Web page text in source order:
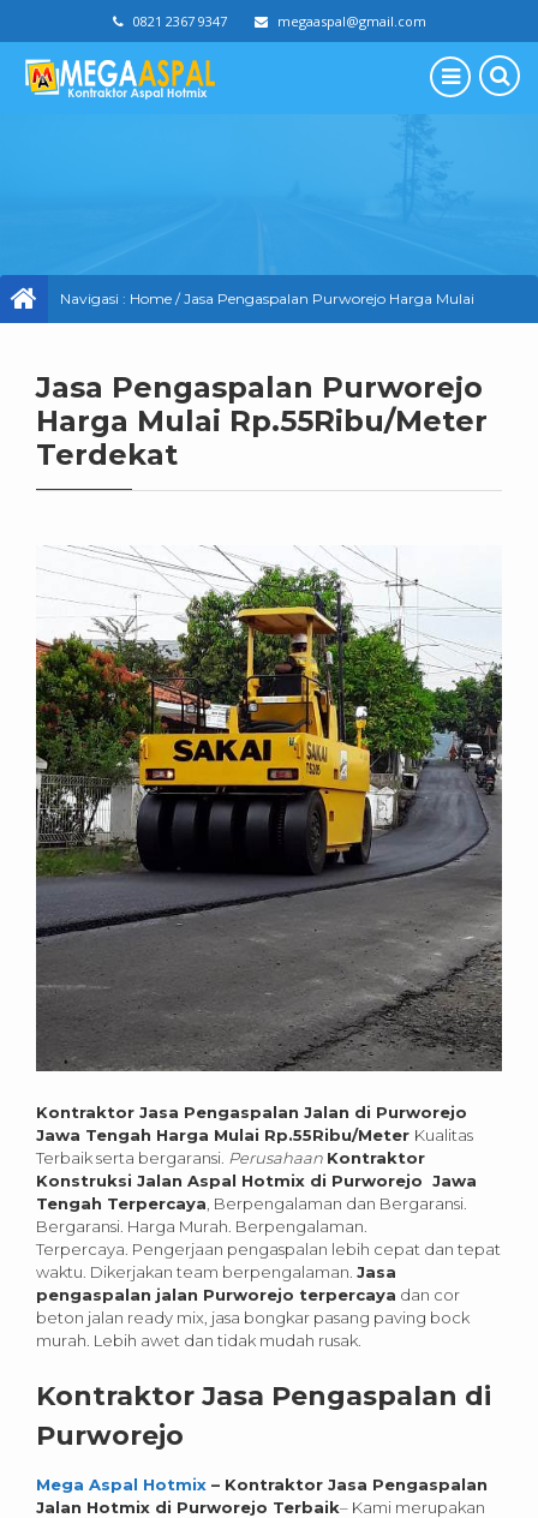
0821 2367 9347 megaaspal@gmail.com
Navigasi : Home /Jasa Pengaspalan Purworejo Harga Mulai
Jasa Pengaspalan Purworejo
Harga Mulai Rp.55Ribu/Meter
Terdekat
Kontraktor Jasa Pengaspalan Jalan di Purworejo
Jawa Tengah Harga Mulai Rp.55Ribu/Meter Kualitas
Terbaik serta bergaransi. Perusahaan Kontraktor
Konstruksi Jalan Aspal Hotmix di Purworejo Jawa
Tengah Terpercaya , Berpengalaman dan Bergaransi.
Bergaransi. Harga Murah. Berpengalaman.
Terpercaya. Pengerjaan pengaspalan lebih cepat dan tepat
waktu. Dikerjakan team berpengalaman. Jasa
pengaspalan jalan Purworejo terpercaya dan cor
beton jalan ready mix, jasa bongkar pasang paving bock
murah. Lebih awet dan tidak mudah rusak.
Kontraktor Jasa Pengaspalan di
Purworejo
Mega Aspal Hotmix – Kontraktor Jasa Pengaspalan
Jalan Hotmix di Purworejo Terbaik– Kami merupakan